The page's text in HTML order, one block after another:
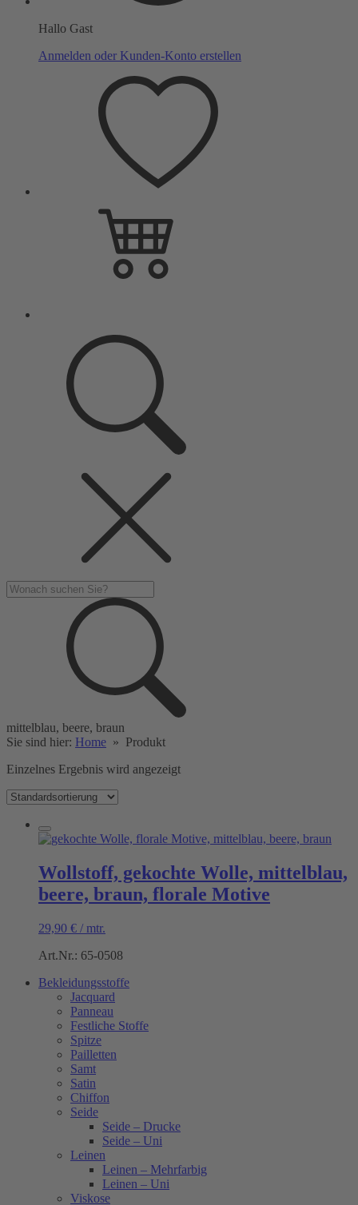
Hallo Gast
Anmelden oder Kunden-Konto erstellen
mittelblau, beere, braun
Sie sind hier: Home » Produkt
Einzelnes Ergebnis wird angezeigt
Wollstoff, gekochte Wolle, mittelblau,
beere, braun, florale Motive
29,90 € / mtr.
Art.Nr.: 65-0508
Bekleidungsstoffe
Jacquard
Panneau
Festliche Stoffe
Spitze
Pailletten
Samt
Satin
Chiffon
Seide
Seide – Drucke
Seide – Uni
Leinen
Leinen – Mehrfarbig
Leinen – Uni
Viskose